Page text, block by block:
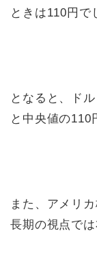
ときは110円で
となると、ド
と中央値の110
また、アメリ
長期の視点で